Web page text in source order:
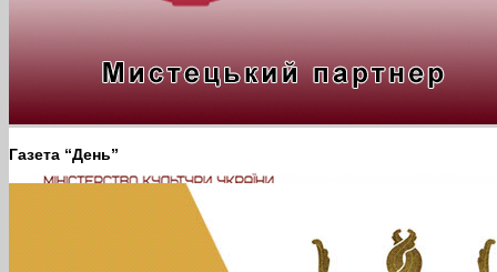
Газета “День”